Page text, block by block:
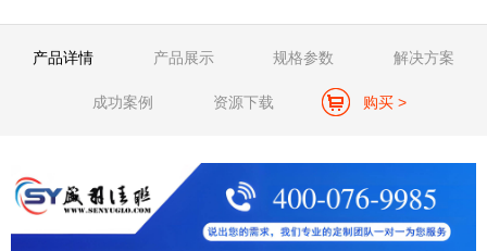
产品详情 产品展示 规格参数 解决方案
成功案例 资源下载 购买 >